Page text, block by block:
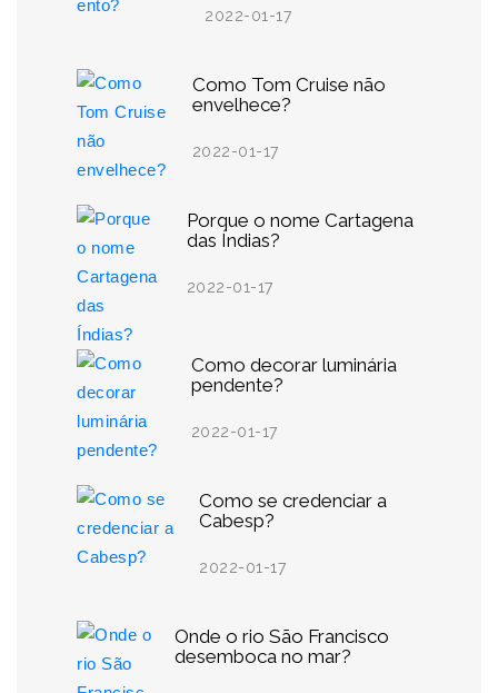
2022-01-17
Como Tom Cruise não
envelhece?
2022-01-17
Porque o nome Cartagena
das Índias?
2022-01-17
Como decorar luminária
pendente?
2022-01-17
Como se credenciar a
Cabesp?
2022-01-17
Onde o rio São Francisco
desemboca no mar?